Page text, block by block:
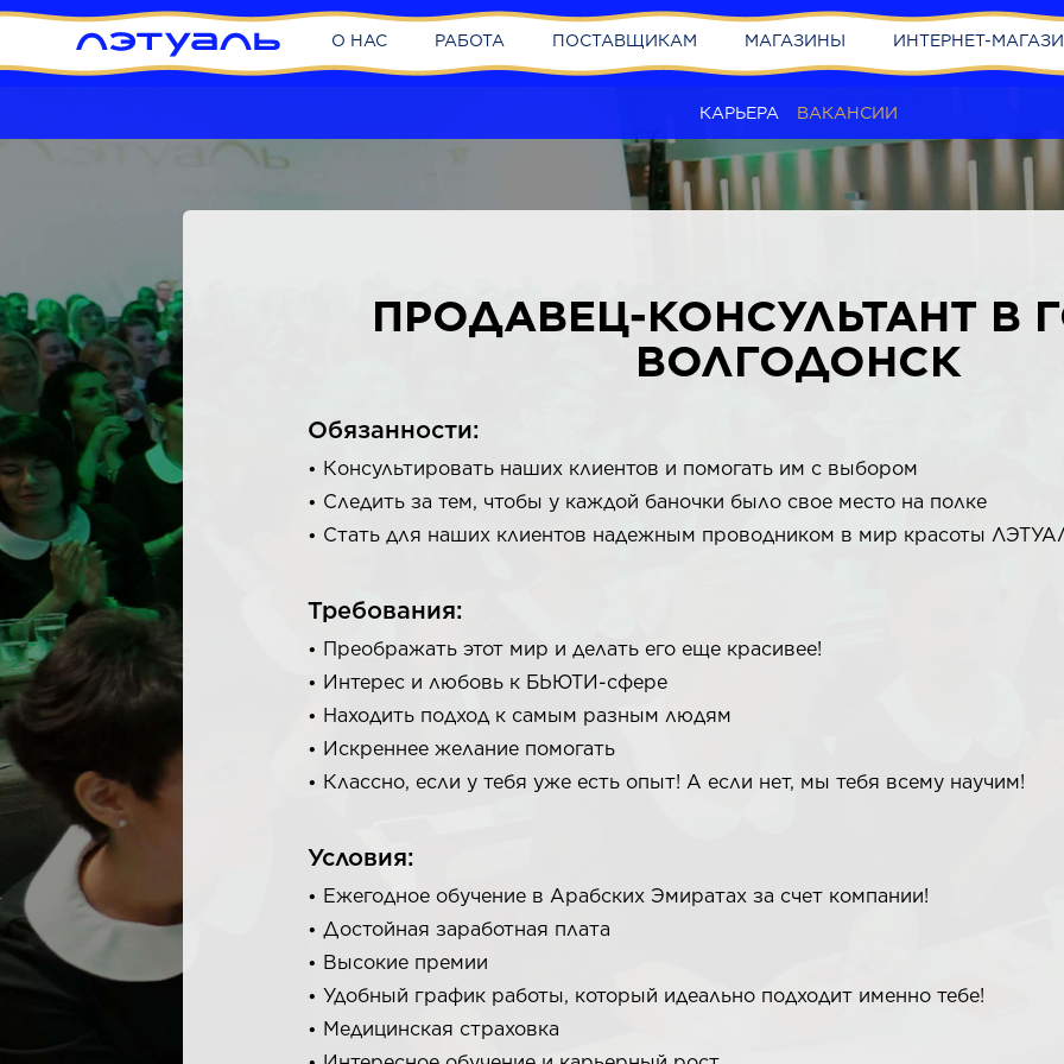
О НАС РАБОТА ПОСТАВЩИКАМ МАГАЗИНЫ ИНТЕРНЕТ-
КАРЬЕРА ВАКАНСИИ
ПРОДАВЕЦ-КОНСУЛЬТАНТ В
ВОЛГОДОНСК
Обязанности:
Консультировать наших клиентов и помогать им с выбором
Следить за тем, чтобы у каждой баночки было свое место на полке
Стать для наших клиентов надежным проводником в мир красоты
Требования:
Преображать этот мир и делать его еще красивее!
Интерес и любовь к БЬЮТИ-сфере
Находить подход к самым разным людям
Искреннее желание помогать
Классно, если у тебя уже есть опыт! А если нет, мы тебя всему научим!
Условия:
Ежегодное обучение в Арабских Эмиратах за счет компании!
Достойная заработная плата
Высокие премии
Удобный график работы, который идеально подходит именно тебе!
Медицинская страховка